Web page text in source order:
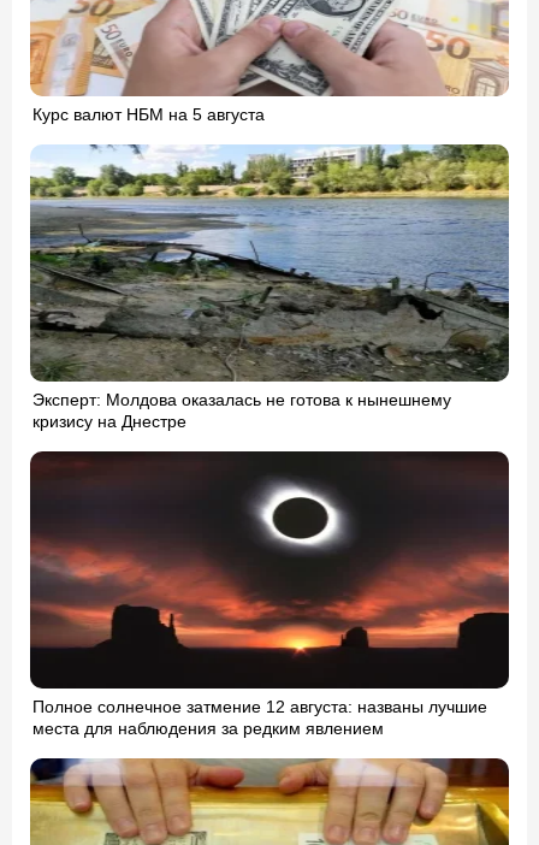
Курс валют НБМ на 5 августа
Эксперт: Молдова оказалась не готова к нынешнему
кризису на Днестре
Полное солнечное затмение 12 августа: названы лучшие
места для наблюдения за редким явлением